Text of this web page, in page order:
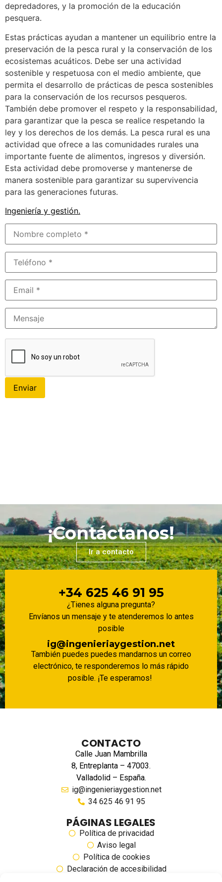
depredadores, y la promoción de la educación
pesquera.
Estas prácticas ayudan a mantener un equilibrio entre la
preservación de la pesca rural y la conservación de los
ecosistemas acuáticos. Debe ser una actividad
sostenible y respetuosa con el medio ambiente, que
permita el desarrollo de prácticas de pesca sostenibles
para la conservación de los recursos pesqueros.
También debe promover el respeto y la responsabilidad,
para garantizar que la pesca se realice respetando la
ley y los derechos de los demás. La pesca rural es una
actividad que ofrece a las comunidades rurales una
importante fuente de alimentos, ingresos y diversión.
Esta actividad debe promoverse y mantenerse de
manera sostenible para garantizar su supervivencia
para las generaciones futuras.
Ingeniería y gestión.
¡Contáctanos!
Ir a contacto
+34 625 46 91 95
¿Tienes alguna pregunta?
Envíanos un mensaje y te atenderemos lo antes
posible
ig@ingenieriaygestion.net
También puedes puedes mandarnos un correo
electrónico, te responderemos lo más rápido
posible. ¡Te esperamos!
CONTACTO
Calle Juan Mambrilla
8, Entreplanta – 47003.
Valladolid – España.
ig@ingenieriaygestion.net
34 625 46 91 95
PÁGINAS LEGALES
Política de privacidad
Aviso legal
Política de cookies
Declaración de accesibilidad